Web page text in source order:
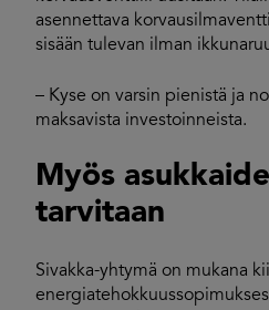
asennettava
sisään tulevan ilman
– Kyse on varsin pienistä ja
maksavista investoinneista.
Myös
tarvitaan
Sivakka-yhtymä on mukana